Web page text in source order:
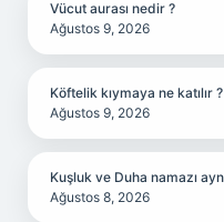
Vücut aurası nedir ?
Ağustos 9, 2026
Köftelik kıymaya ne katılır ?
Ağustos 9, 2026
Kuşluk ve Duha namazı
Ağustos 8, 2026